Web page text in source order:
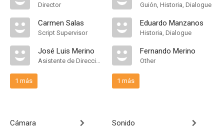
Director
Carmen Salas
Script Supervisor
José Luis Merino
Asistente de Dirección
1 más
Cámara
Guión, Historia, Dialogue
Eduardo Manzanos
Historia, Dialogue
Fernando Merino
Other
1 más
Sonido